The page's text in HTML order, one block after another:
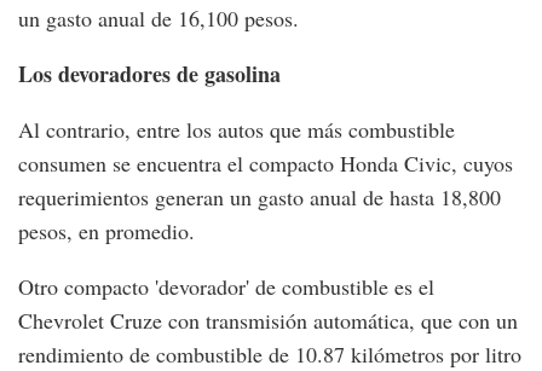
un gasto anual de 16,100 pesos.
Los devoradores de gasolina
Al contrario, entre los autos que más combustible
consumen se encuentra el compacto Honda Civic, cuyos
requerimientos generan un gasto anual de hasta 18,800
pesos, en promedio.
Otro compacto 'devorador' de combustible es el
Chevrolet Cruze con transmisión automática, que con un
rendimiento de combustible de 10.87 kilómetros por litro